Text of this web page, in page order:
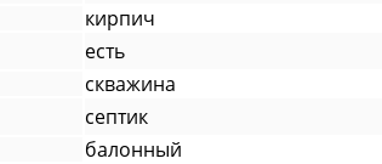
кирпич
есть
скважина
септик
балонный